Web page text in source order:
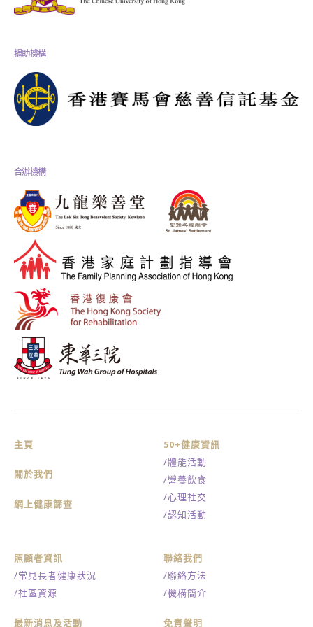
捐助機構
合辦機構
主頁
關於我們
網上健康篩查
50+健康資訊
/體能活動
/營養飲食
/心理社交
/認知活動
照顧者資訊
/常見長者健康狀況
/社區資源
最新消息及活動
聯絡我們
/聯絡方法
/機構簡介
免責聲明